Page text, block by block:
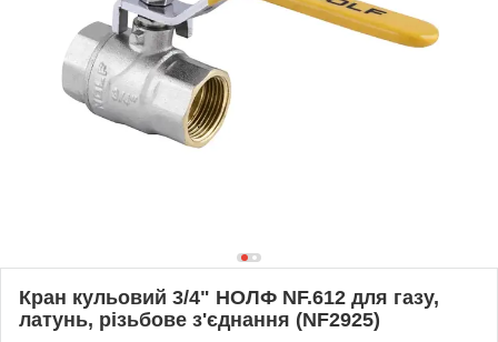
Кран кульовий 3/4" НОЛФ NF.612 для газу,
латунь, різьбове з'єднання (NF2925)